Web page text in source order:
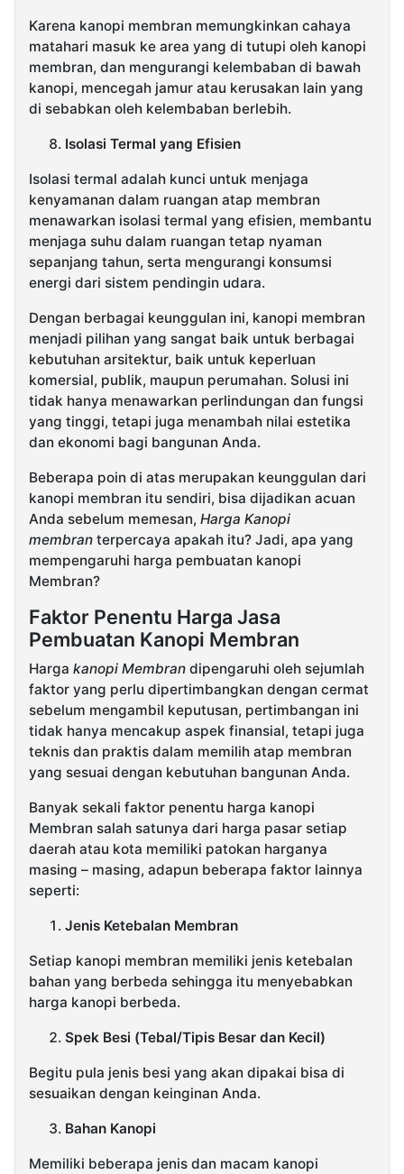
Karena kanopi membran memungkinkan cahaya
matahari masuk ke area yang di tutupi oleh kanopi
membran, dan mengurangi kelembaban di bawah
kanopi, mencegah jamur atau kerusakan lain yang
di sebabkan oleh kelembaban berlebih.
Isolasi Termal yang Efisien
Isolasi termal adalah kunci untuk menjaga
kenyamanan dalam ruangan atap membran
menawarkan isolasi termal yang efisien, membantu
menjaga suhu dalam ruangan tetap nyaman
sepanjang tahun, serta mengurangi konsumsi
energi dari sistem pendingin udara.
Dengan berbagai keunggulan ini, kanopi membran
menjadi pilihan yang sangat baik untuk berbagai
kebutuhan arsitektur, baik untuk keperluan
komersial, publik, maupun perumahan. Solusi ini
tidak hanya menawarkan perlindungan dan fungsi
yang tinggi, tetapi juga menambah nilai estetika
dan ekonomi bagi bangunan Anda.
Beberapa poin di atas merupakan keunggulan dari
kanopi membran itu sendiri, bisa dijadikan acuan
Anda sebelum memesan, Harga Kanopi
membran terpercaya apakah itu? Jadi, apa yang
mempengaruhi harga pembuatan kanopi
Membran?
Faktor Penentu Harga Jasa
Pembuatan Kanopi Membran
Harga kanopi Membran dipengaruhi oleh sejumlah
faktor yang perlu dipertimbangkan dengan cermat
sebelum mengambil keputusan, pertimbangan ini
tidak hanya mencakup aspek finansial, tetapi juga
teknis dan praktis dalam memilih atap membran
yang sesuai dengan kebutuhan bangunan Anda.
Banyak sekali faktor penentu harga kanopi
Membran salah satunya dari harga pasar setiap
daerah atau kota memiliki patokan harganya
masing – masing, adapun beberapa faktor lainnya
seperti:
Jenis Ketebalan Membran
Setiap kanopi membran memiliki jenis ketebalan
bahan yang berbeda sehingga itu menyebabkan
harga kanopi berbeda.
Spek Besi (Tebal/Tipis Besar dan Kecil)
Begitu pula jenis besi yang akan dipakai bisa di
sesuaikan dengan keinginan Anda.
Bahan Kanopi
Memiliki beberapa jenis dan macam kanopi